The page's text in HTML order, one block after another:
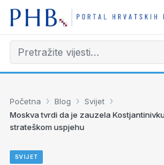
Početna › Blog › Svijet ›
Moskva tvrdi da je zauzela
strateškom uspjehu
SVIJET